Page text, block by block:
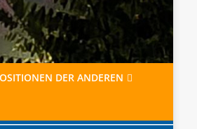
w/index.php?curid=31081340
DER ANDEREN